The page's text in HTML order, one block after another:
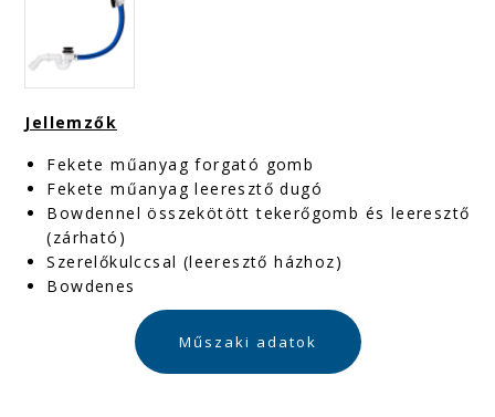
Jellemzők
Fekete műanyag forgató gomb
Fekete műanyag leeresztő dugó
Bowdennel összekötött tekerőgomb és leeresztő
(zárható)
Szerelőkulccsal (leeresztő házhoz)
Bowdenes
Műszaki adatok